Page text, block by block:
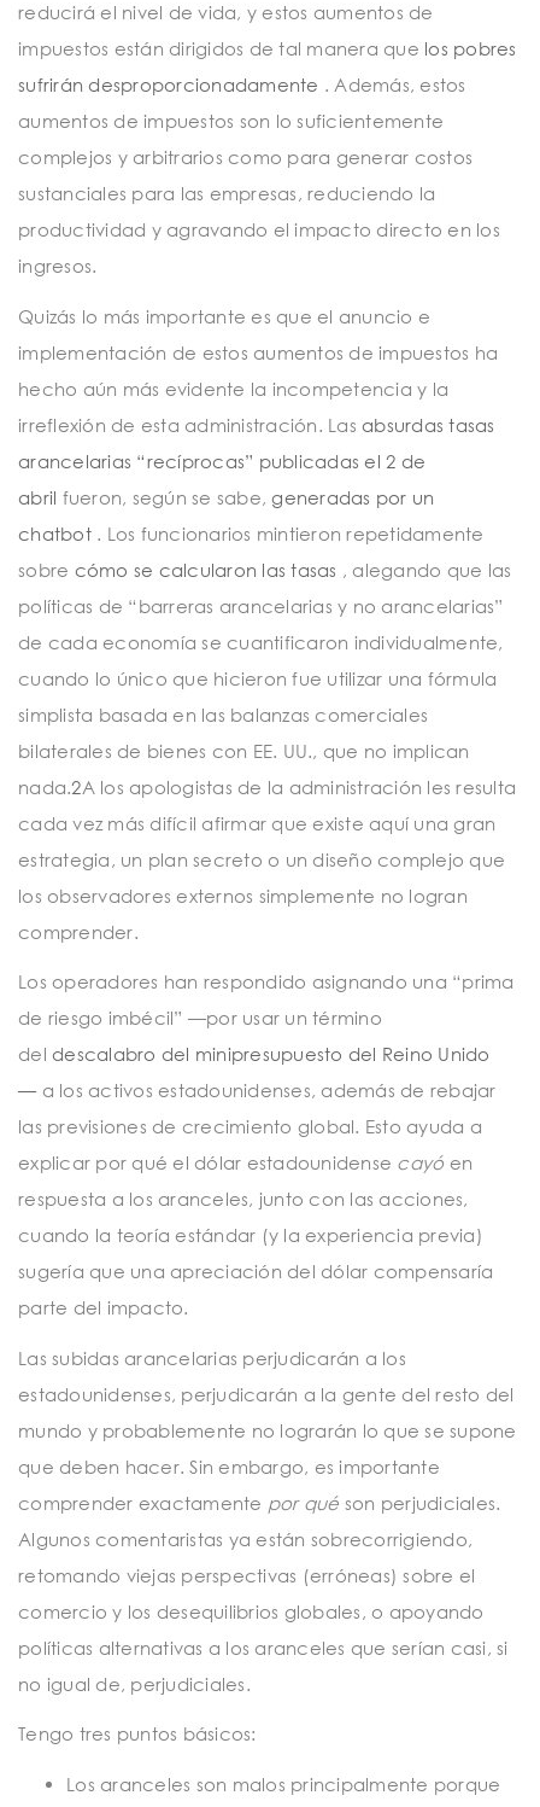
reducirá el nivel de vida, y estos aumentos de
impuestos están dirigidos de tal manera que los pobres
sufrirán desproporcionadamente . Además, estos
aumentos de impuestos son lo suficientemente
complejos y arbitrarios como para generar costos
sustanciales para las empresas, reduciendo la
productividad y agravando el impacto directo en los
ingresos.
Quizás lo más importante es que el anuncio e
implementación de estos aumentos de impuestos ha
hecho aún más evidente la incompetencia y la
irreflexión de esta administración. Las absurdas tasas
arancelarias “recíprocas” publicadas el 2 de
abril fueron, según se sabe,generadas por un
chatbot . Los funcionarios mintieron repetidamente
sobre cómo se calcularon las tasas , alegando que las
políticas de “barreras arancelarias y no arancelarias”
de cada economía se cuantificaron individualmente,
cuando lo único que hicieron fue utilizar una fórmula
simplista basada en las balanzas comerciales
bilaterales de bienes con EE. UU., que no implican
nada.2A los apologistas de la administración les resulta
cada vez más difícil afirmar que existe aquí una gran
estrategia, un plan secreto o un diseño complejo que
los observadores externos simplemente no logran
comprender.
Los operadores han respondido asignando una “prima
de riesgo imbécil” —por usar un término
del descalabro del minipresupuesto del Reino Unido
— a los activos estadounidenses, además de rebajar
las previsiones de crecimiento global. Esto ayuda a
explicar por qué el dólar estadounidense cayó en
respuesta a los aranceles, junto con las acciones,
cuando la teoría estándar (y la experiencia previa)
sugería que una apreciación del dólar compensaría
parte del impacto.
Las subidas arancelarias perjudicarán a los
estadounidenses, perjudicarán a la gente del resto del
mundo y probablemente no lograrán lo que se supone
que deben hacer. Sin embargo, es importante
comprender exactamente por qué son perjudiciales.
Algunos comentaristas ya están sobrecorrigiendo,
retomando viejas perspectivas (erróneas) sobre el
comercio y los desequilibrios globales, o apoyando
políticas alternativas a los aranceles que serían casi, si
no igual de, perjudiciales.
Tengo tres puntos básicos:
Los aranceles son malos principalmente porque